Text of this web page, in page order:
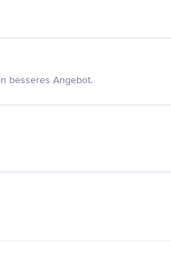
besseres Angebot.